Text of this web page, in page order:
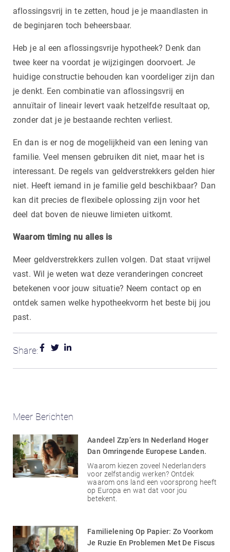
aflossingsvrij in te zetten, houd je je maandlasten in
de beginjaren toch beheersbaar.
Heb je al een aflossingsvrije hypotheek? Denk dan
twee keer na voordat je wijzigingen doorvoert. Je
huidige constructie behouden kan voordeliger zijn dan
je denkt. Een combinatie van aflossingsvrij en
annuïtair of lineair levert vaak hetzelfde resultaat op,
zonder dat je je bestaande rechten verliest.
En dan is er nog de mogelijkheid van een lening van
familie. Veel mensen gebruiken dit niet, maar het is
interessant. De regels van geldverstrekkers gelden hier
niet. Heeft iemand in je familie geld beschikbaar? Dan
kan dit precies de flexibele oplossing zijn voor het
deel dat boven de nieuwe limieten uitkomt.
Waarom timing nu alles is
Meer geldverstrekkers zullen volgen. Dat staat vrijwel
vast. Wil je weten wat deze veranderingen concreet
betekenen voor jouw situatie? Neem contact op en
ontdek samen welke hypotheekvorm het beste bij jou
past.
Share:
Meer Berichten
Aandeel Zzp’ers In Nederland Hoger
Dan Omringende Europese Landen.
Waarom kiezen zoveel Nederlanders
voor zelfstandig werken? Ontdek
waarom ons land een voorsprong heeft
op Europa en wat dat voor jou
betekent.
Familielening Op Papier: Zo Voorkom
Je Ruzie En Problemen Met De Fiscus